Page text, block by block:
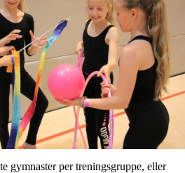
gymnaster per treningsgruppe, eller